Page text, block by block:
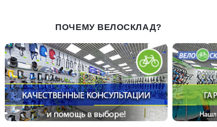
ПОЧЕМУ ВЕЛОСКЛАД?